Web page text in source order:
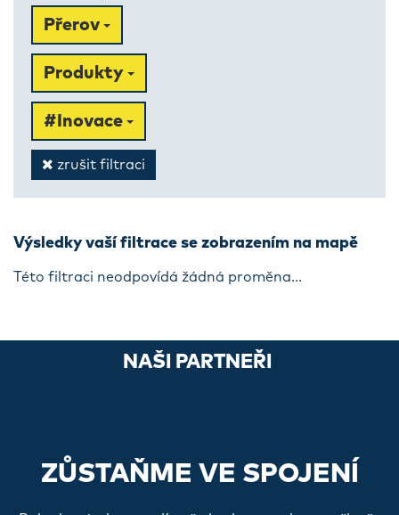
Přerov
Produkty
#Inovace
zrušit filtraci
Výsledky vaší filtrace se zobrazením na mapě
Této filtraci neodpovídá žádná proměna...
NAŠI PARTNEŘI
ZŮSTAŇME VE SPOJENÍ